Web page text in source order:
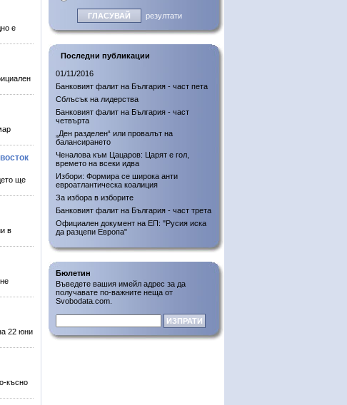
е
ще
в
22 юни
късно
резултати
Последни публикации
01/11/2016
Банковият фалит на България - част пета
Сблъсък на лидерства
Банковият фалит на България - част
четвърта
„Ден разделен“ или провалът на
балансирането
Ченалова към Цацаров: Царят е гол,
времето на всеки идва
Избори: Формира се широка анти
евроатлантическа коалиция
За избора в изборите
Банковият фалит на България - част трета
Официален документ на ЕП: "Русия иска
да разцепи Европа"
Бюлетин
Въведете вашия имейл адрес за да
получавате по-важните неща от
Svobodata.com.